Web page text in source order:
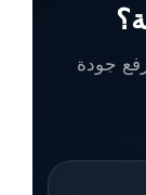
جودة